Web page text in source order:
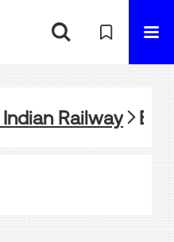
Railway